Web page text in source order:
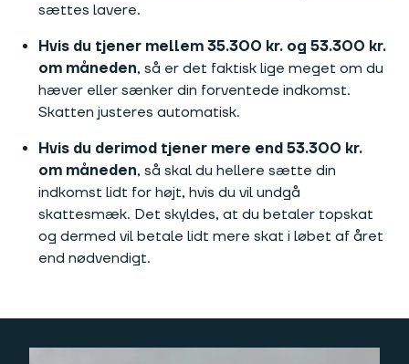
sættes lavere.
Hvis du tjener mellem 35.300 kr. og 53.300 kr.
om måneden, så er det faktisk lige meget om du
hæver eller sænker din forventede indkomst.
Skatten justeres automatisk.
Hvis du derimod tjener mere end 53.300 kr.
om måneden, så skal du hellere sætte din
indkomst lidt for højt, hvis du vil undgå
skattesmæk. Det skyldes, at du betaler topskat
og dermed vil betale lidt mere skat i løbet af året
end nødvendigt.